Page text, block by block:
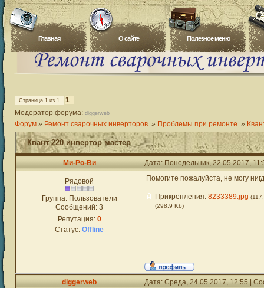
Главная O сайте Полезное меню
Страница 1 из 1
1
Модератор форума: diggerweb
Форум » Ремонт сварочных инверторов. » Проблемы при ремонте. »
Квант 220 инвертор мастер
Ми-Ро-Ви Дата: Понедельник, 22.05.2017,
Рядовой
Группа: Пользователи
Сообщений: 3
Репутация: 0
Статус: Offline
Помогите пожалуйста, не могу
Прикрепления: 8233389.jpg
(298.9 Kb)
diggerweb Дата: Среда, 24.05.2017, 12:55 |